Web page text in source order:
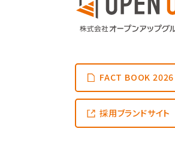
FACT BOOK 2026
採用ブランドサイト